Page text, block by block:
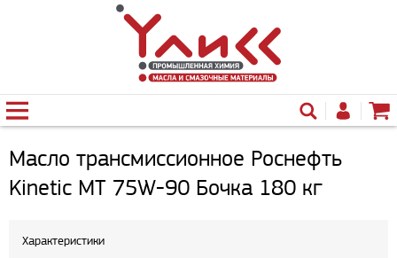
Масло трансмиссионное Роснефть
Kinetic MT 75W-90 Бочка 180 кг
Характеристики